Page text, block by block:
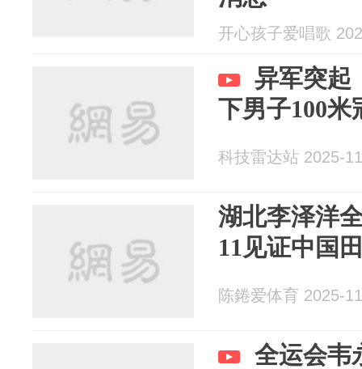
开心孩子爱唱歌
异军突起
下男子100米
科技雷达站 2025-
湖北李泽洋
11见证中国
陈錈爱体育 2025-
全运会韦